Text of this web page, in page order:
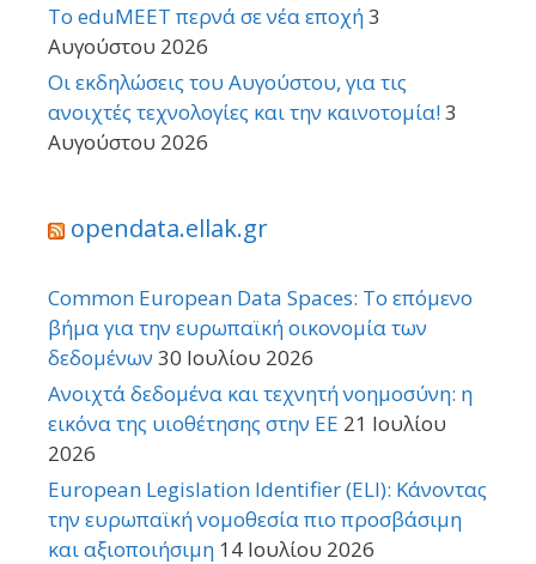
Το eduMEET περνά σε νέα εποχή3
Αυγούστου 2026
Οι εκδηλώσεις του Αυγούστου, για τις
ανοιχτές τεχνολογίες και την καινοτομία!3
Αυγούστου 2026
opendata.ellak.gr
Common European Data Spaces: Το επόμενο
βήμα για την ευρωπαϊκή οικονομία των
δεδομένων 30 Ιουλίου 2026
Ανοιχτά δεδομένα και τεχνητή νοημοσύνη: η
εικόνα της υιοθέτησης στην ΕΕ 21 Ιουλίου
2026
European Legislation Identifier (ELI): Κάνοντας
την ευρωπαϊκή νομοθεσία πιο προσβάσιμη
και αξιοποιήσιμη 14 Ιουλίου 2026